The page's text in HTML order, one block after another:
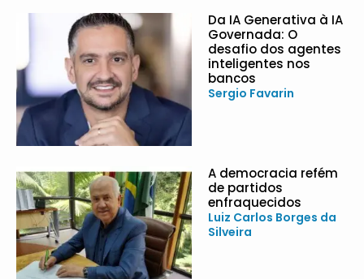
Da IA Generativa à IA
Governada: O
desafio dos agentes
inteligentes nos
bancos
Sergio Favarin
A democracia refém
de partidos
enfraquecidos
Luiz Carlos Borges da
Silveira